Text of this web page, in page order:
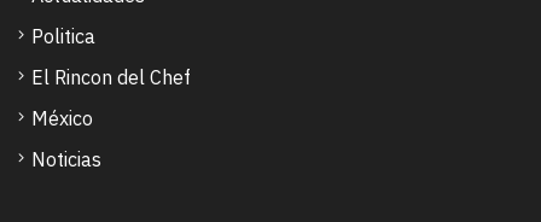
Politica
El Rincon del Chef
México
Noticias